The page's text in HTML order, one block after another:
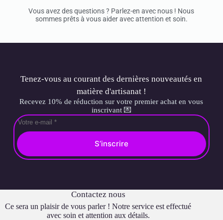
Vous avez des questions ? Parlez-en avec nous ! Nous
sommes prêts à vous aider avec attention et soin.
Tenez-vous au courant des dernières nouveautés en
matière d'artisanat !
Recevez 10% de réduction sur votre premier achat en vous
inscrivant 💌
S’inscrire
Contactez nous
Ce sera un plaisir de vous parler ! Notre service est effectué
avec soin et attention aux détails.